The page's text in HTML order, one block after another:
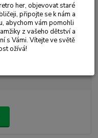
her, objevovat staré
připojte se k nám a
abychom vám pomohli
z vašeho dětství a
s Vámi. Vítejte ve světě
ožívá!